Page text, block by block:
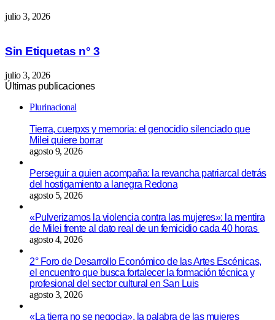
julio 3, 2026
Sin Etiquetas n° 3
julio 3, 2026
Últimas publicaciones
Plurinacional
Tierra, cuerpxs y memoria: el genocidio silenciado que
Milei quiere borrar
agosto 9, 2026
Perseguir a quien acompaña: la revancha patriarcal detrás
del hostigamiento a lanegra Redona
agosto 5, 2026
«Pulverizamos la violencia contra las mujeres»: la mentira
de Milei frente al dato real de un femicidio cada 40 horas
agosto 4, 2026
2° Foro de Desarrollo Económico de las Artes Escénicas,
el encuentro que busca fortalecer la formación técnica y
profesional del sector cultural en San Luis
agosto 3, 2026
«La tierra no se negocia», la palabra de las mujeres